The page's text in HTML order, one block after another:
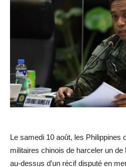
Le samedi 10 août, les Philippines
militaires chinois de harceler un
au-dessus d’un récif disputé en